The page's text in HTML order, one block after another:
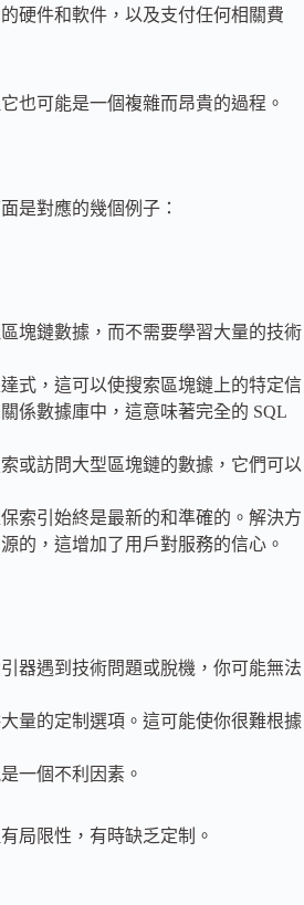
硬件和軟件，以及支付任何相關費
也可能是一個複雜而昂貴的過程。
是對應的幾個例子：
塊鏈數據，而不需要學習大量的技術
式，這可以使搜索區塊鏈上的特定信
係數據庫中，這意味著完全的 SQL
或訪問大型區塊鏈的數據，它們可以
索引始終是最新的和準確的。解決方
的，這增加了用戶對服務的信心。
器遇到技術問題或脫機，你可能無法
量的定制選項。這可能使你很難根據
一個不利因素。
局限性，有時缺乏定制。